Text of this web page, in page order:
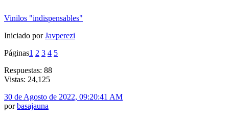
Vinilos "indispensables"
Iniciado porJavperezi
Páginas1 2 3 4 5
Respuestas: 88
Vistas: 24,125
30 de Agosto de 2022, 09:20:41 AM
porbasajauna